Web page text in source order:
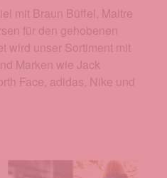
mit Braun Büffel, Maitre
für den gehobenen
wird unser Sortiment mit
Marken wie Jack
Face, adidas, Nike und